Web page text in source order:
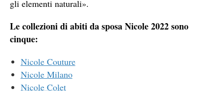
gli elementi naturali».
Le collezioni di abiti da sposa Nicole 2022 sono
cinque:
Nicole Couture
Nicole Milano
Nicole Colet